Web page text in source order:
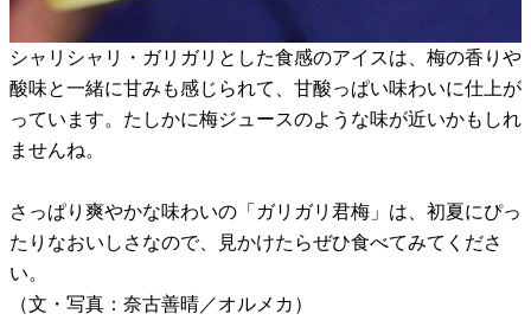
シャリシャリ・ガリガリとした食感のアイスは、梅の香りや
酸味と一緒に甘みも感じられて、甘酸っぱい味わいに仕上が
っています。たしかに梅ジュースのような味が近いかもしれ
ませんね。
さっぱり爽やかな味わいの「ガリガリ君梅」は、初夏にぴっ
たりなおいしさなので、見かけたらぜひ食べてみてくださ
い。
（文・写真：奈古善晴／オルメカ）